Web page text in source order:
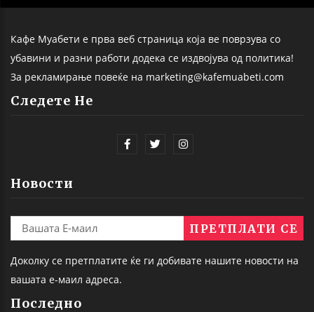
Кафе Муабети е прва веб страница која ве поврзува со
убавини и разни работи додека се издвојува од политика!
За рекламирање повеќе на marketing@kafemuabeti.com
Следете Не
Новости
Доколку се претплатите ќе ги добивате нашите новости на
вашата е-маил адреса.
Последно